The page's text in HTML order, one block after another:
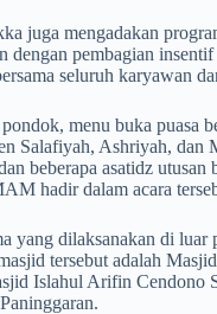
juga mengadakan
dengan pembagian
seluruh karyawan
menu buka puasa
Salafiyah, Ashriyah,
beberapa asatidz
hadir dalam acara
yang dilaksanakan di
tersebut adalah
Islahul Arifin Cendono